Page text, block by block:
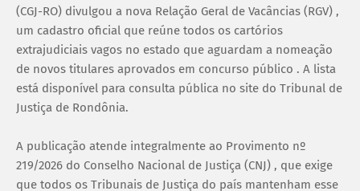
(CGJ-RO) divulgou a nova Relação Geral de Vacâncias (RGV) ,
um cadastro oficial que reúne todos os cartórios
extrajudiciais vagos no estado que aguardam a nomeação
de novos titulares aprovados em concurso público . A lista
está disponível para consulta pública no site do Tribunal de
Justiça de Rondônia.
A publicação atende integralmente ao Provimento nº
219/2026 do Conselho Nacional de Justiça (CNJ) , que exige
que todos os Tribunais de Justiça do país mantenham esse